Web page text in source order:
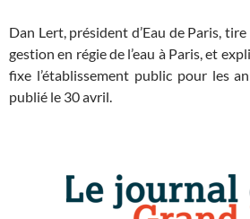
Dan Lert, président d’Eau de Paris,
gestion en régie de l’eau à Paris, et
fixe l’établissement public pour les
publié le 30 avril.